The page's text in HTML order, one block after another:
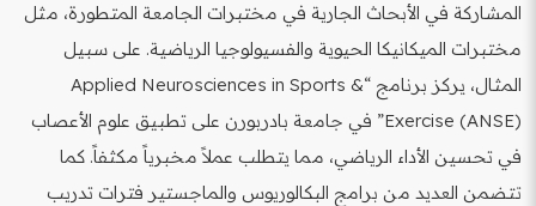
المشاركة في الأبحاث الجارية في مختبرات الجامعة المتطورة، مثل
مختبرات الميكانيكا الحيوية والفسيولوجيا الرياضية. على سبيل
المثال، يركز برنامج “Applied Neurosciences in Sports &
Exercise (ANSE)” في جامعة بادربورن على تطبيق علوم الأعصاب
في تحسين الأداء الرياضي، مما يتطلب عملاً مخبرياً مكثفاً. كما
تتضمن العديد من برامج البكالوريوس والماجستير فترات تدريب